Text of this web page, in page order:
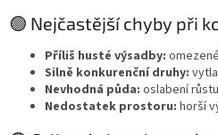
🟢 Nejčastější chyby při
Příliš husté výsadby:
Silně konkurenční druhy:
Nevhodná půda: oslabení
Nedostatek prostoru: horší